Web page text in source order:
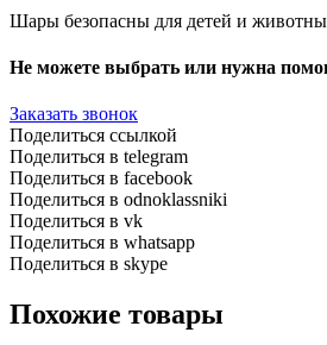
Шары безопасны для детей и
Не можете выбрать или нужна
Заказать звонок
Поделиться ссылкой
Поделиться в telegram
Поделиться в facebook
Поделиться в odnoklassniki
Поделиться в vk
Поделиться в whatsapp
Поделиться в skype
Похожие товары